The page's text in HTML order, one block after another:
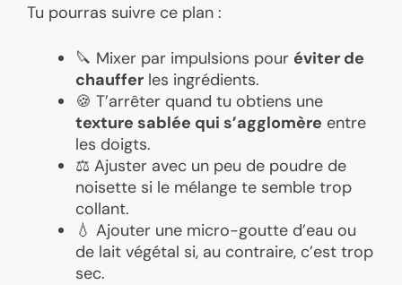
Tu pourras suivre ce plan :
🔪 Mixer par impulsions pour éviter de
chauffer les ingrédients.
🍪 T’arrêter quand tu obtiens une
texture sablée qui s’agglomère entre
les doigts.
⚖️ Ajuster avec un peu de poudre de
noisette si le mélange te semble trop
collant.
💧 Ajouter une micro-goutte d’eau ou
de lait végétal si, au contraire, c’est trop
sec.